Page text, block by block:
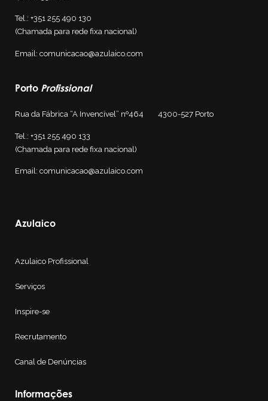
Tel.: +351 255 490 130
(Chamada para rede fixa nacional)
Email: comunicacao@azulaico.com
Porto Profissional
Rua da Fábrica “A Invencível” nº464 4300-527 Porto
Tel.: +351 255 490 133
(Chamada para rede fixa nacional)
Email: comunicacao@azulaico.com
Azulaico
Azulaico Profissional
Serviços
Inspire-se
Recrutamento
Canal de Denúncias
Informações